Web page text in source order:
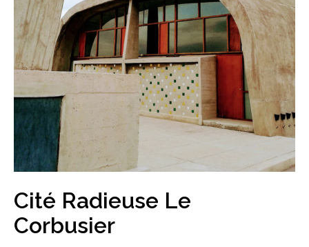
Cité Radieuse Le
Corbusier